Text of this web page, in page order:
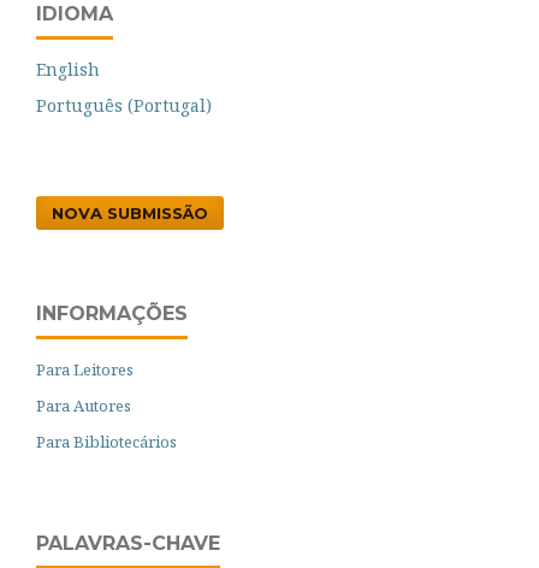
IDIOMA
English
Português (Portugal)
NOVA SUBMISSÃO
INFORMAÇÕES
Para Leitores
Para Autores
Para Bibliotecários
PALAVRAS-CHAVE